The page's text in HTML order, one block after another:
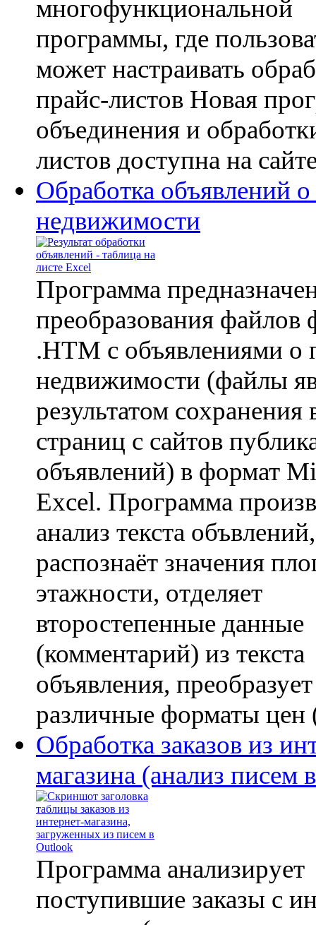
многофункциональной
программы, где
может настраивать
прайс-листов Новая
объединения и
листов доступна на
Обработка объявлений
недвижимости
Программа
преобразования файлов
.HTM с объявлениями о
недвижимости (файлы
результатом сохранения
страниц с сайтов
объявлений) в формат
Excel. Программа
анализ текста объвлений,
распознаёт значения
этажности, отделяет
второстепенные данные
(комментарий) из текста
объявления, преобразует
различные форматы цен
Обработка заказов из
магазина (анализ писем
Программа анализирует
поступившие заказы с